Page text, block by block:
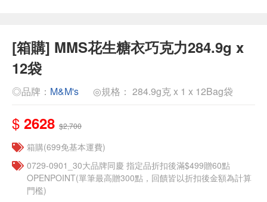
[箱購] MMS花生糖衣巧克力284.9g x
12袋
◎品牌： M&M's ◎規格： 284.9g克 x 1 x 12Bag袋
$ 2628 $2,700
箱購(699免基本運費)
0729-0901_30大品牌同慶 指定品折扣後滿$499贈60點
OPENPOINT(單筆最高贈300點，回饋皆以折扣後金額為計算
門檻)